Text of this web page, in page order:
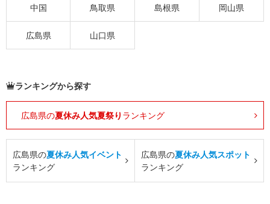
中国 鳥取県 島根県 岡山県
広島県 山口県
ランキングから探す
広島県の夏休み人気夏祭り ランキング
広島県の夏休み人気イベント
ランキング
広島県の夏休み人気スポット
ランキング